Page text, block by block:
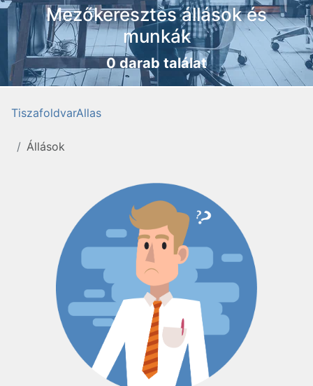
Mezőkeresztes állások és
munkák
0 darab találat
TiszafoldvarAllas
Állások